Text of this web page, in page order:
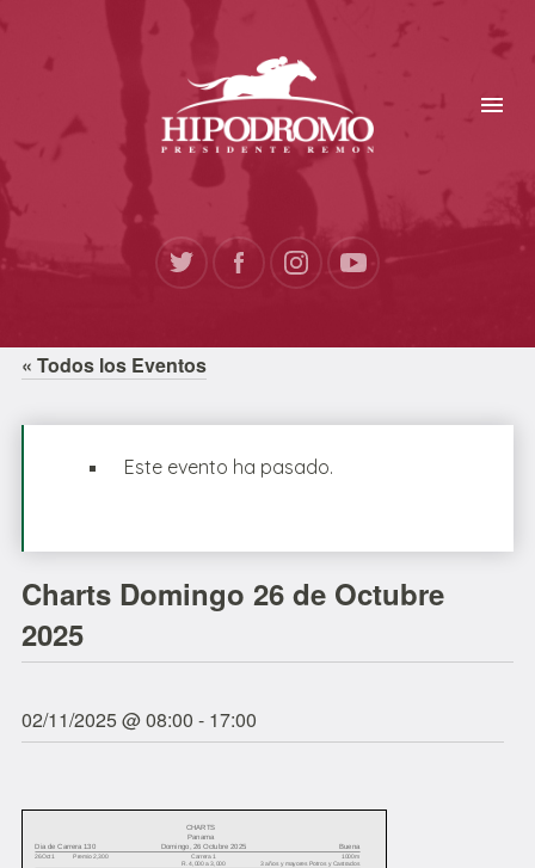
« Todos los Eventos
Este evento ha pasado.
Charts Domingo 26 de Octubre
2025
02/11/2025 @ 08:00 - 17:00